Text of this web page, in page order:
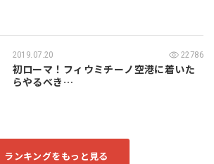
2019.07.20 22786
初ローマ！フィウミチーノ空港に着いた
らやるべき…
ランキングをもっと見る